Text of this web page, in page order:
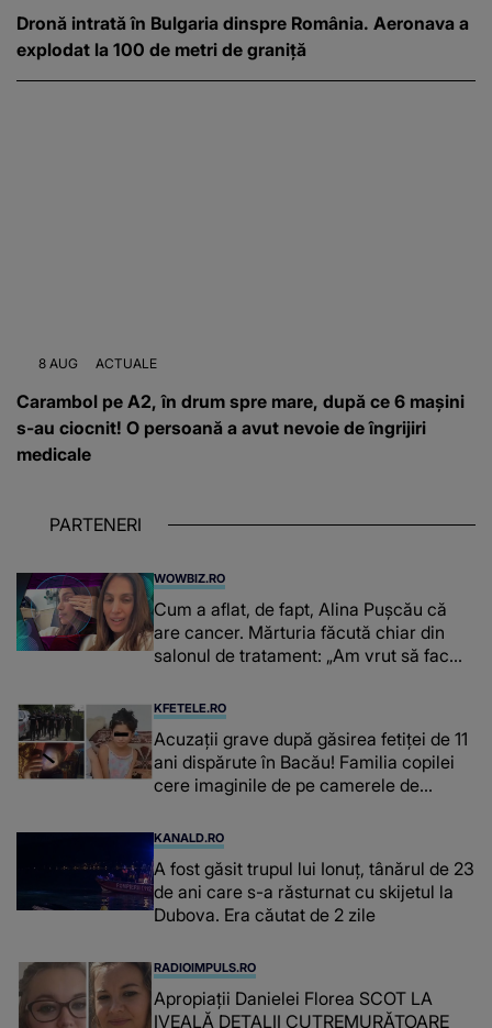
Dronă intrată în Bulgaria dinspre România. Aeronava a
explodat la 100 de metri de graniță
8 AUG ACTUALE
Carambol pe A2, în drum spre mare, după ce 6 mașini
s-au ciocnit! O persoană a avut nevoie de îngrijiri
medicale
PARTENERI
WOWBIZ.RO
Cum a aflat, de fapt, Alina Pușcău că
are cancer. Mărturia făcută chiar din
salonul de tratament: „Am vrut să fac
înțepe sânul”
KFETELE.RO
Acuzații grave după găsirea fetiței de 11
ani dispărute în Bacău! Familia copilei
cere imaginile de pe camerele de
mea...”
KANALD.RO
A fost găsit trupul lui Ionuț, tânărul de 23
de ani care s-a răsturnat cu skijetul la
Dubova. Era căutat de 2 zile
RADIOIMPULS.RO
Apropiații Danielei Florea SCOT LA
IVEALĂ DETALII CUTREMURĂTOARE